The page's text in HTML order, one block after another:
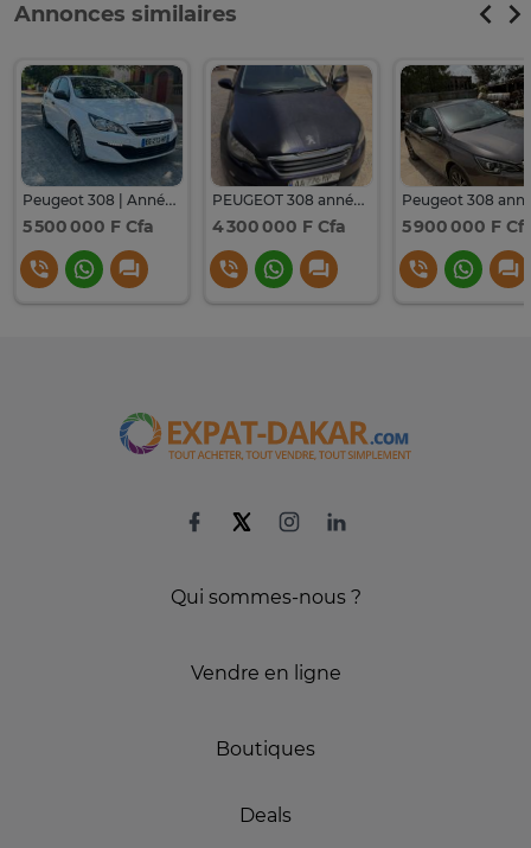
Annonces similaires
Peugeot 308 | Année 2016
5 500 000 F Cfa
PEUGEOT 308 année 2016
4 300 000 F Cfa 5 900 000 F
Qui sommes-nous ?
Vendre en ligne
Boutiques
Deals